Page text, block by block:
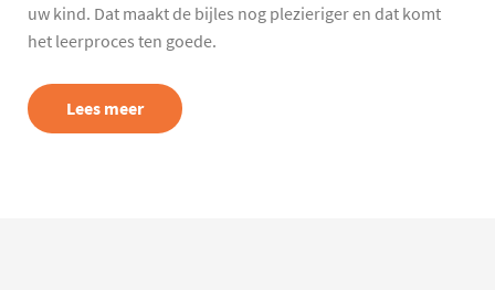
uw kind. Dat maakt de bijles nog plezieriger en dat komt
het leerproces ten goede.
Lees meer